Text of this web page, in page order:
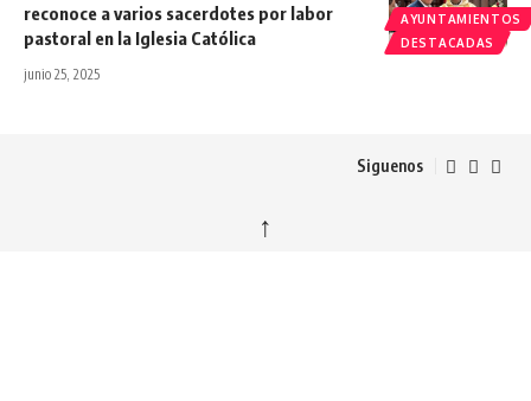
AYUNTAMIENTOS
DESTACADAS
reconoce a varios sacerdotes por labor
pastoral en la Iglesia Católica
junio 25, 2025
Siguenos
↑